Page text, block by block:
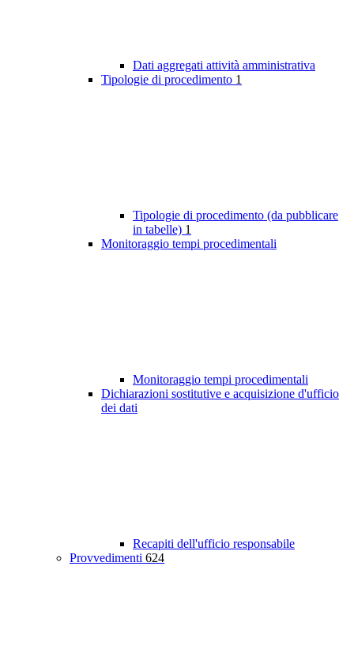
Dati aggregati attività amministrativa
Tipologie di procedimento 1
Tipologie di procedimento (da pubblicare
in tabelle) 1
Monitoraggio tempi procedimentali
Monitoraggio tempi procedimentali
Dichiarazioni sostitutive e acquisizione d'ufficio
dei dati
Recapiti dell'ufficio responsabile
Provvedimenti 624